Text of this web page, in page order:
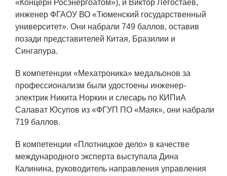
конференция «Исследования.
Технологии. Развитие»
ПРОДУКЦИЯ И УСЛУГИ
ДПО и ПО (Дополнительное
профессиональное образование и
профессиональное обучение)
Лазерные технологии
Каталог гражданской продукции
Технологии водородной энергетики
«Концерн Росэнергоатом»), и Виктор Легостаев,
инженер ФГАОУ ВО «Тюменский государственный
университет». Они набрали 749 баллов, оставив
позади представителей Китая, Бразилии и
Сингапура.
В компетенции «Мехатроника» медальонов за
профессионализм были удостоены инженер-
электрик Никита Норкин и слесарь по КИПиА
Салават Юсупов из «ФГУП ПО «Маяк», они набрали
719 баллов.
В компетенции «Плотницкое дело» в качестве
международного эксперта выступала Дина
Калинина, руководитель направления управления